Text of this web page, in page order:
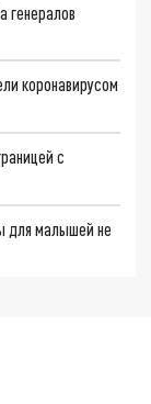
генералов
коронавирусом
с
для малышей не